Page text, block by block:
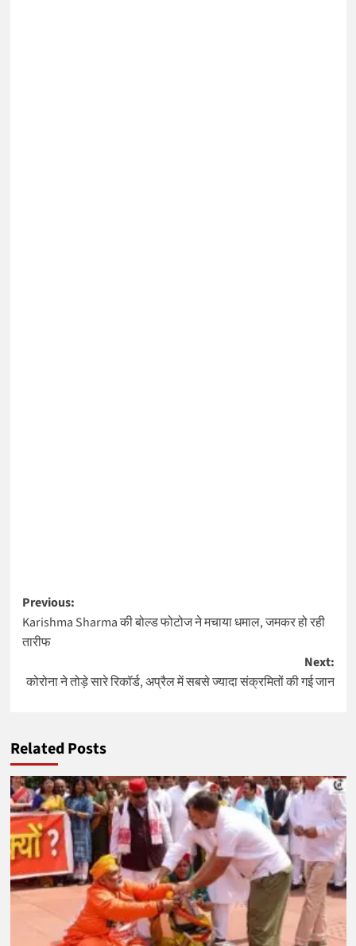
Post
navigation
Previous:
Karishma Sharma की बोल्ड फोटोज ने मचाया धमाल, जमकर हो रही
तारीफ
Next:
कोरोना ने तोड़े सारे रिकॉर्ड, अप्रैल में सबसे ज्यादा संक्रमितों की गई जान
Related Posts